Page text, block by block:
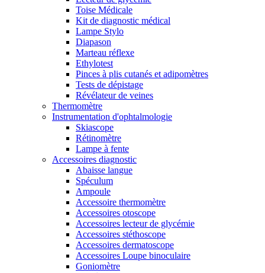
Toise Médicale
Kit de diagnostic médical
Lampe Stylo
Diapason
Marteau réflexe
Ethylotest
Pinces à plis cutanés et adipomètres
Tests de dépistage
Révélateur de veines
Thermomètre
Instrumentation d'ophtalmologie
Skiascope
Rétinomètre
Lampe à fente
Accessoires diagnostic
Abaisse langue
Spéculum
Ampoule
Accessoire thermomètre
Accessoires otoscope
Accessoires lecteur de glycémie
Accessoires stéthoscope
Accessoires dermatoscope
Accessoires Loupe binoculaire
Goniomètre